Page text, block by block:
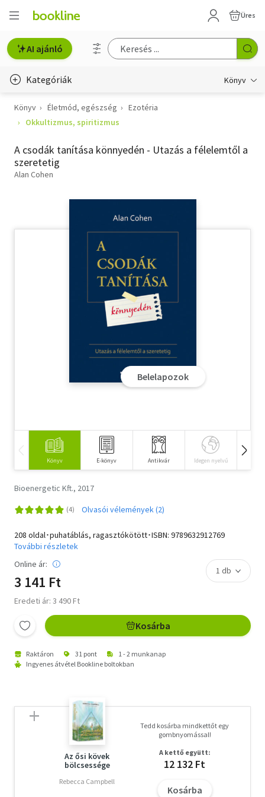
Üres
AI ajánló
Kategóriák Könyv
Életmód, egészség
Gyermek- és ifjúsági
Könyv Életmód, egészség
Ezotéria
Okkultizmus, spiritizmus
A csodák tanítása könnyedén - Utazás a félelemtől a
szeretetig
Alan Cohen
Belelapozok
Könyv E-könyv Antikvár Idegen nyelvű
Bioenergetic Kft., 2017
Olvasói vélemények (2)
208 oldal･puhatáblás, ragasztókötött･ISBN: 9789632912769
További részletek
Online ár:
3 141 Ft
Eredeti ár: 3 490 Ft
Kosárba
Raktáron 31 pont
1 - 2 munkanap
Ingyenes átvétel Bookline boltokban
Az ősi kövek
bölcsessége
Rebecca Campbell
Tedd kosárba mindkettőt egy
gombnyomással!
A kettő együtt:
12 132 Ft
Kosárba